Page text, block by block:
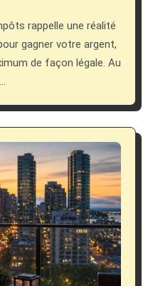
gagner votre argent,
de façon légale. Au